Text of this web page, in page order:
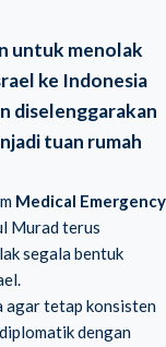
untuk menolak
ke Indonesia
diselenggarakan
tuan rumah
Medical Emergency
Murad terus
segala bentuk
agar tetap konsisten
dengan